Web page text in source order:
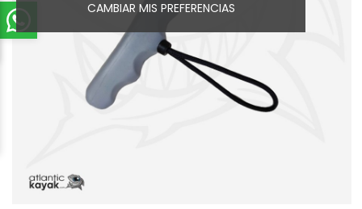
CAMBIAR MIS PREFERENCIAS